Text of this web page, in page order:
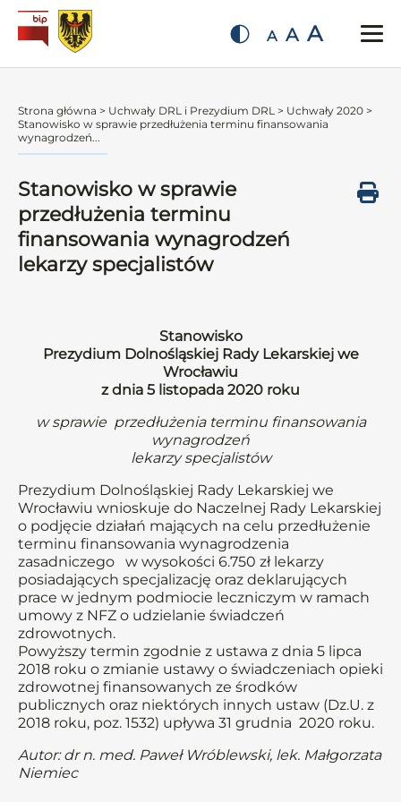
A A A
Strona główna > Uchwały DRL i Prezydium DRL > Uchwały 2020 >
Stanowisko w sprawie przedłużenia terminu finansowania
wynagrodzeń...
Stanowisko w sprawie
przedłużenia terminu
finansowania wynagrodzeń
lekarzy specjalistów
Stanowisko
Prezydium Dolnośląskiej Rady Lekarskiej we
Wrocławiu
z dnia 5 listopada 2020 roku
w sprawie przedłużenia terminu finansowania
wynagrodzeń
lekarzy specjalistów
Prezydium Dolnośląskiej Rady Lekarskiej we
Wrocławiu wnioskuje do Naczelnej Rady Lekarskiej
o podjęcie działań mających na celu przedłużenie
terminu finansowania wynagrodzenia
zasadniczego w wysokości 6.750 zł lekarzy
posiadających specjalizację oraz deklarujących
prace w jednym podmiocie leczniczym w ramach
umowy z NFZ o udzielanie świadczeń
zdrowotnych.
Powyższy termin zgodnie z ustawa z dnia 5 lipca
2018 roku o zmianie ustawy o świadczeniach opieki
zdrowotnej finansowanych ze środków
publicznych oraz niektórych innych ustaw (Dz.U. z
2018 roku, poz. 1532) upływa 31 grudnia 2020 roku.
Autor: dr n. med. Paweł Wróblewski, lek. Małgorzata
Niemiec